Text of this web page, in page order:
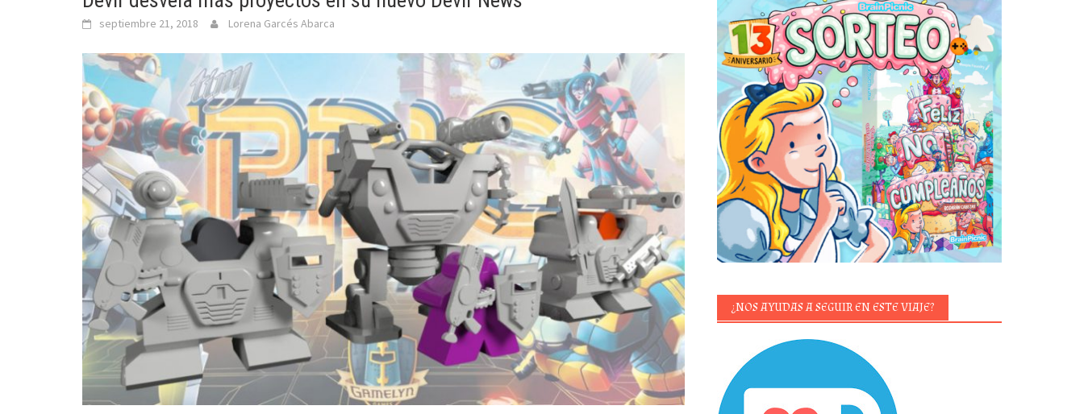
septiembre 21, 2018 Lorena Garcés Abarca
¿NOS AYUDAS A SEGUIR EN ESTE VIAJE?